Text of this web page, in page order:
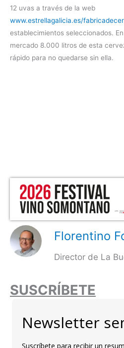
12 uvas a través de la web
www.estrellagalicia.es/
establecimientos seleccionados.
mercado 8.000 litros de esta
rápido para no quedarse sin ella.
Florentino
Director de La
SUSCRÍBETE
Newsletter
Suscríbete para recibir un